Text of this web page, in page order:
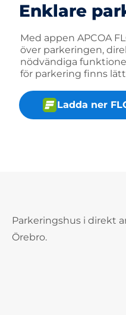
Enklare
Med appen APCOA
över parkeringen,
nödvändiga
för parkering finns
Ladda ner
Parkeringshus i direkt
Örebro.